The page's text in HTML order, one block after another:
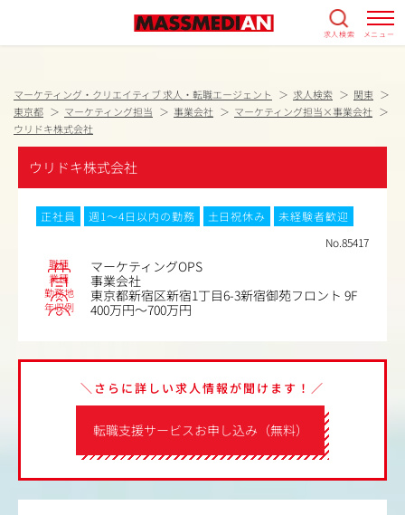
求人検索 メニュー
マーケティング・クリエイティブ 求人・転職エージェント 求人検索
関東
東京都
マーケティング担当 事業会社
マーケティング担当×事業会社
ウリドキ株式会社
ウリドキ株式会社
正社員 週1～4日以内の勤務 土日祝休み
未経験者歓迎
No.85417
職種 マーケティングOPS
業種 事業会社
勤務地 東京都新宿区新宿1丁目6-3新宿御苑フロント 9F
年収例 400万円～700万円
転職支援サービスお申し込み（無料）
＼さらに詳しい求人情報が聞けます！／